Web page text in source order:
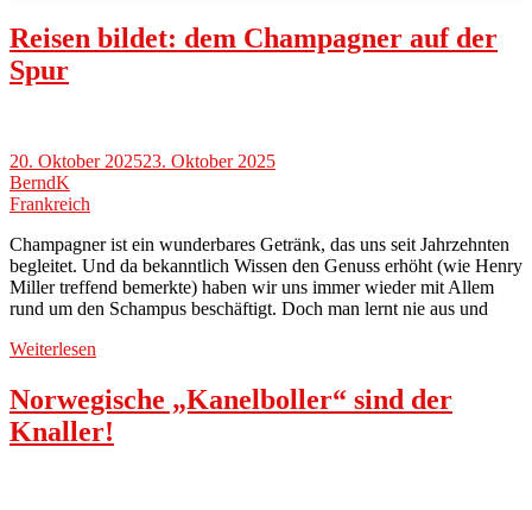
Reisen bildet: dem Champagner auf der
Spur
20. Oktober 202523. Oktober 2025
BerndK
Frankreich
Champagner ist ein wunderbares Getränk, das uns seit Jahrzehnten
begleitet. Und da bekanntlich Wissen den Genuss erhöht (wie Henry
Miller treffend bemerkte) haben wir uns immer wieder mit Allem
rund um den Schampus beschäftigt. Doch man lernt nie aus und
Weiterlesen
Norwegische „Kanelboller“ sind der
Knaller!